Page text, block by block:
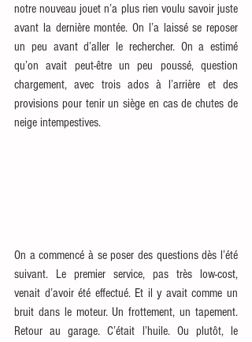
notre nouveau jouet n’a plus rien voulu savoir juste
avant la dernière montée. On l’a laissé se reposer
un peu avant d’aller le rechercher. On a estimé
qu’on avait peut-être un peu poussé, question
chargement, avec trois ados à l’arrière et des
provisions pour tenir un siège en cas de chutes de
neige intempestives.
On a commencé à se poser des questions dès l’été
suivant. Le premier service, pas très low-cost,
venait d’avoir été effectué. Et il y avait comme un
bruit dans le moteur. Un frottement, un tapement.
Retour au garage. C’était l’huile. Ou plutôt, le